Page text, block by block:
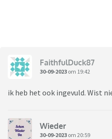
FaithfulDuck87
30-09-2023 om 19:42
ik heb het ook ingevuld. Wist
Wieder
30-09-2023 om 20:59